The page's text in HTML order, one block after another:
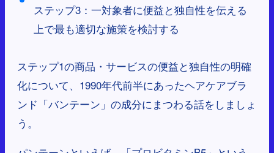
ステップ3：一対象者に便益と独自性を伝える
上で最も適切な施策を検討する
ステップ1の商品・サービスの便益と独自性の明確
化について、1990年代前半にあったヘアケアブラ
ンド「バンテーン」の成分にまつわる話をしましょ
う。